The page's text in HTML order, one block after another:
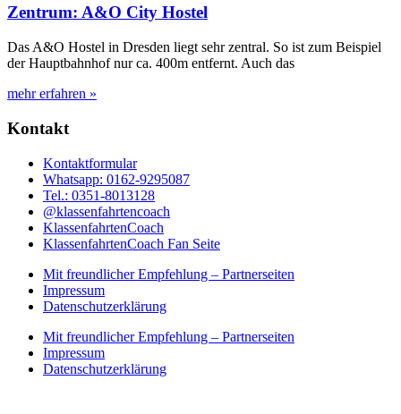
Zentrum: A&O City Hostel
Das A&O Hostel in Dresden liegt sehr zentral. So ist zum Beispiel
der Hauptbahnhof nur ca. 400m entfernt. Auch das
mehr erfahren »
Kontakt
Kontaktformular
Whatsapp: 0162-9295087
Tel.: 0351-8013128
@klassenfahrtencoach
KlassenfahrtenCoach
KlassenfahrtenCoach Fan Seite
Mit freundlicher Empfehlung – Partnerseiten
Impressum
Datenschutzerklärung
Mit freundlicher Empfehlung – Partnerseiten
Impressum
Datenschutzerklärung